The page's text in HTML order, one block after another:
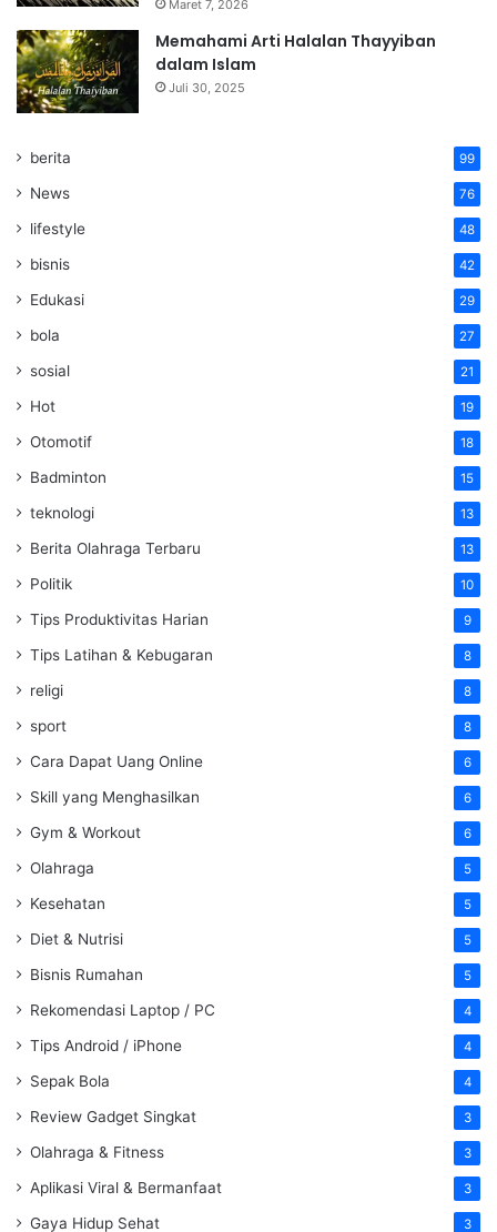
Maret 7, 2026
Memahami Arti Halalan Thayyiban
dalam Islam
Juli 30, 2025
berita 99
News 76
lifestyle 48
bisnis 42
Edukasi 29
bola 27
sosial 21
Hot 19
Otomotif 18
Badminton 15
teknologi 13
Berita Olahraga Terbaru 13
Politik 10
Tips Produktivitas Harian 9
Tips Latihan & Kebugaran 8
religi 8
sport 8
Cara Dapat Uang Online 6
Skill yang Menghasilkan 6
Gym & Workout 6
Olahraga 5
Kesehatan 5
Diet & Nutrisi 5
Bisnis Rumahan 5
Rekomendasi Laptop / PC 4
Tips Android / iPhone 4
Sepak Bola 4
Review Gadget Singkat 3
Olahraga & Fitness 3
Aplikasi Viral & Bermanfaat 3
Gaya Hidup Sehat 3